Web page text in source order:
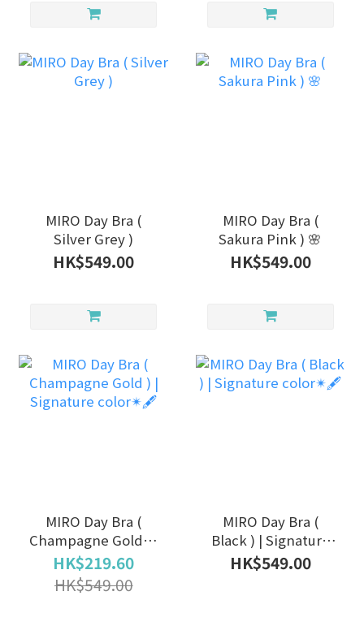
MIRO Day Bra (
Silver Grey )
HK$549.00
MIRO Day Bra (
Sakura Pink ) 🌸
HK$549.00
MIRO Day Bra (
Champagne Gold ) |
Signature color✴🖋
HK$219.60
HK$549.00
MIRO Day Bra (
Black ) | Signature
color✴🖋
HK$549.00